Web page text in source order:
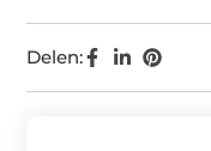
Delen: